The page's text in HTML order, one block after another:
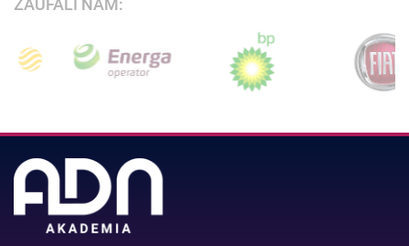
ZAUFALI NAM: